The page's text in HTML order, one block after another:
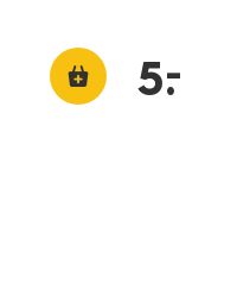
5.
–